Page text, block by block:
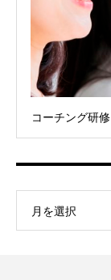
コーチング研修
月を選択